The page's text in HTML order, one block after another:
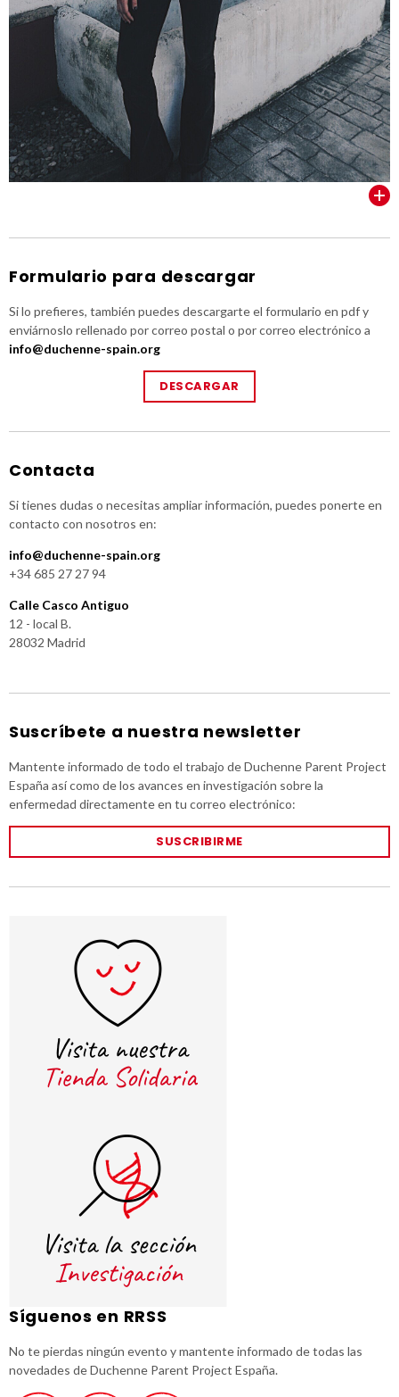
Formulario para descargar
Si lo prefieres, también puedes descargarte el formulario en pdf y
enviárnoslo rellenado por correo postal o por correo electrónico a
info@duchenne-spain.org
DESCARGAR
Contacta
Si tienes dudas o necesitas ampliar información, puedes ponerte en
contacto con nosotros en:
info@duchenne-spain.org
+34 685 27 27 94
Calle Casco Antiguo
12 - local B.
28032 Madrid
Suscríbete a nuestra newsletter
Mantente informado de todo el trabajo de Duchenne Parent Project
España así como de los avances en investigación sobre la
enfermedad directamente en tu correo electrónico:
SUSCRIBIRME
Síguenos en RRSS
No te pierdas ningún evento y mantente informado de todas las
novedades de Duchenne Parent Project España.